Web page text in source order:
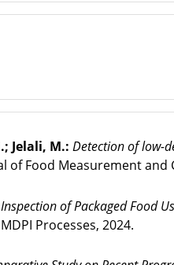
Jelali, M.: Detection of low-
of Food Measurement and
of Packaged Food
MDPI Processes, 2024.